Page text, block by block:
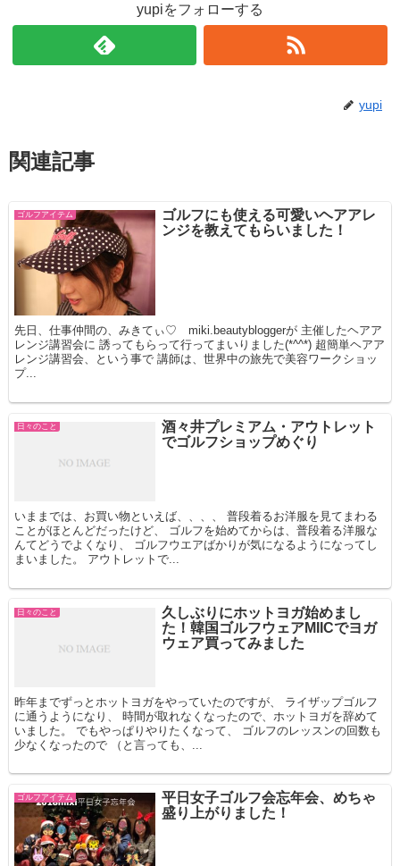
yupiをフォローする
yupi
関連記事
ゴルフアイテム
ゴルフにも使える可愛いヘアアレ
ンジを教えてもらいました！
先日、仕事仲間の、みきてぃ♡ miki.beautybloggerが 主催したヘアア
レンジ講習会に 誘ってもらって行ってまいりました(*^^*) 超簡単ヘアア
レンジ講習会、という事で 講師は、世界中の旅先で美容ワークショッ
プ...
日々のこと
酒々井プレミアム・アウトレット
でゴルフショップめぐり
いままでは、お買い物といえば、、、、 普段着るお洋服を見てまわる
ことがほとんどだったけど、 ゴルフを始めてからは、普段着る洋服な
んてどうでよくなり、 ゴルフウエアばかりが気になるようになってし
まいました。 アウトレットで...
日々のこと
久しぶりにホットヨガ始めまし
た！韓国ゴルフウェアMIICでヨガ
ウェア買ってみました
昨年までずっとホットヨガをやっていたのですが、 ライザップゴルフ
に通うようになり、 時間が取れなくなったので、ホットヨガを辞めて
いました。 でもやっぱりやりたくなって、 ゴルフのレッスンの回数も
少なくなったので （と言っても、...
ゴルフアイテム
平日女子ゴルフ会忘年会、めちゃ
盛り上がりました！